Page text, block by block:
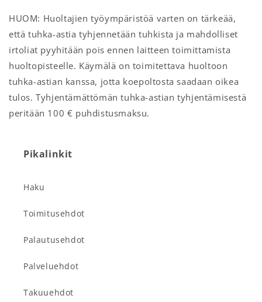
HUOM: Huoltajien työympäristöä varten on tärkeää,
että tuhka-astia tyhjennetään tuhkista ja mahdolliset
irtoliat pyyhitään pois ennen laitteen toimittamista
huoltopisteelle. Käymälä on toimitettava huoltoon
tuhka-astian kanssa, jotta koepoltosta saadaan oikea
tulos. Tyhjentämättömän tuhka-astian tyhjentämisestä
peritään 100 € puhdistusmaksu.
Pikalinkit
Haku
Toimitusehdot
Palautusehdot
Palveluehdot
Takuuehdot